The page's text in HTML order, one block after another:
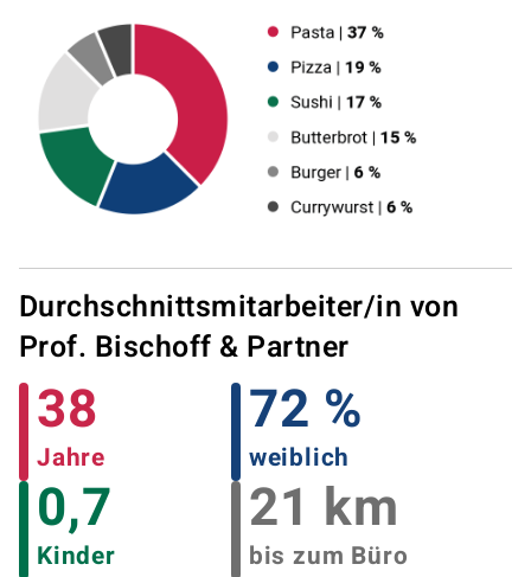
Durchschnittsmitarbeiter/in von
Prof. Bischoff & Partner
38
Jahre
72 %
weiblich
0,7
Kinder
21 km
bis zum Büro